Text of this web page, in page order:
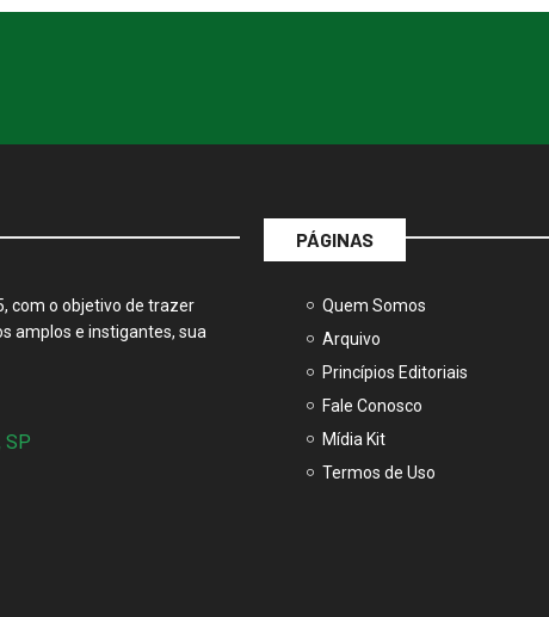
com o objetivo de trazer
amplos e instigantes, sua
SP
PÁGINAS
Quem Somos
Arquivo
Princípios Editoriais
Fale Conosco
Mídia Kit
Termos de Uso